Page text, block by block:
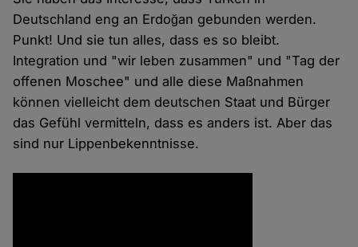
Deutschland eng an Erdoğan gebunden werden.
Punkt! Und sie tun alles, dass es so bleibt.
Integration und "wir leben zusammen" und "Tag der
offenen Moschee" und alle diese Maßnahmen
können vielleicht dem deutschen Staat und Bürger
das Gefühl vermitteln, dass es anders ist. Aber das
sind nur Lippenbekenntnisse.